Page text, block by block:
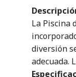
La Piscina
diversión
adecuada.